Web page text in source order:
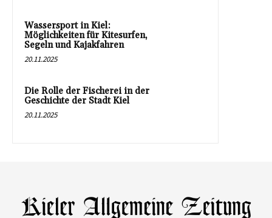
Wassersport in Kiel:
Möglichkeiten für Kitesurfen,
Segeln und Kajakfahren
20.11.2025
Die Rolle der Fischerei in der
Geschichte der Stadt Kiel
20.11.2025